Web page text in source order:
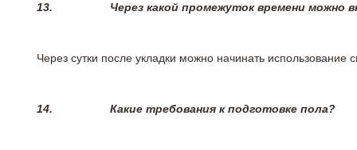
13. Через какой промежуток времени можно
Через сутки после укладки можно начинать
14. Какие требования к подготовке пола?